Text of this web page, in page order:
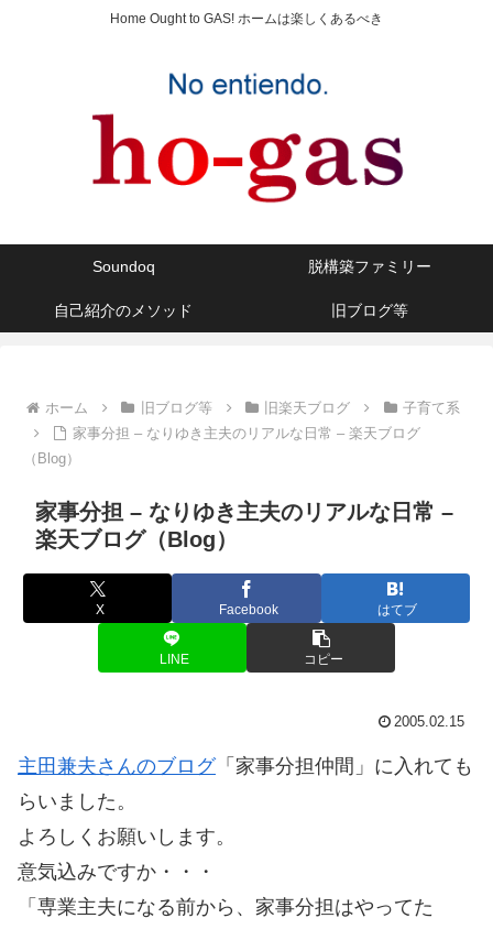
Home Ought to GAS! ホームは楽しくあるべき
Soundoq 脱構築ファミリー
自己紹介のメソッド 旧ブログ等
ホーム 旧ブログ等 旧楽天ブログ
子育て系
家事分担 – なりゆき主夫のリアルな日常 – 楽天ブログ
（Blog）
家事分担 – なりゆき主夫のリアルな日常 –
楽天ブログ（Blog）
X Facebook はてブ
LINE コピー
2005.02.15
主田兼夫さんのブログ「家事分担仲間」に入れても
らいました。
よろしくお願いします。
意気込みですか・・・
「専業主夫になる前から、家事分担はやってた